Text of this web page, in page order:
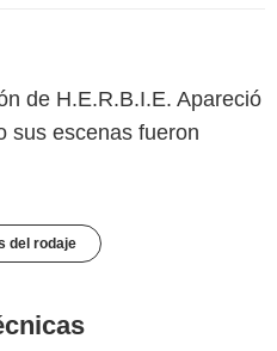
de H.E.R.B.I.E. Apareció
sus escenas fueron
del rodaje